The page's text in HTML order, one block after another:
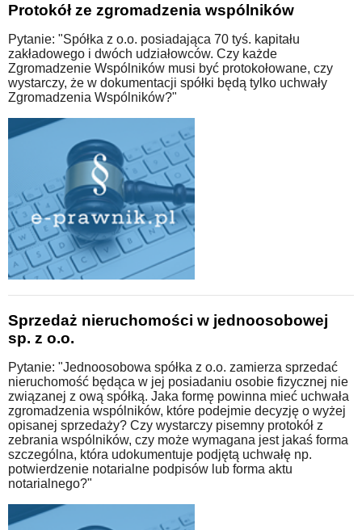
Protokół ze zgromadzenia wspólników
Pytanie: "Spółka z o.o. posiadająca 70 tyś. kapitału
zakładowego i dwóch udziałowców. Czy każde
Zgromadzenie Wspólników musi być protokołowane, czy
wystarczy, że w dokumentacji spółki będą tylko uchwały
Zgromadzenia Wspólników?"
Sprzedaż nieruchomości w jednoosobowej
sp. z o.o.
Pytanie: "Jednoosobowa spółka z o.o. zamierza sprzedać
nieruchomość będąca w jej posiadaniu osobie fizycznej nie
związanej z ową spółką. Jaka formę powinna mieć uchwała
zgromadzenia wspólników, które podejmie decyzję o wyżej
opisanej sprzedaży? Czy wystarczy pisemny protokół z
zebrania wspólników, czy może wymagana jest jakaś forma
szczególna, która udokumentuje podjętą uchwałę np.
potwierdzenie notarialne podpisów lub forma aktu
notarialnego?"